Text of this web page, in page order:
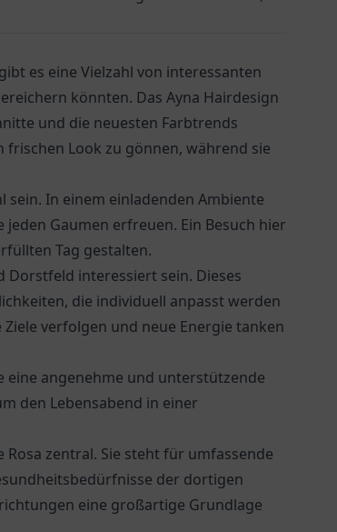
es eine Vielzahl von interessanten
könnten. Das Ayna Hairdesign
und die neuesten Farbtrends
Look zu gönnen, während sie
sein. In einem einladenden Ambiente
Gaumen erfreuen. Ein Besuch hier
Tag gestalten.
Dorstfeld interessiert sein. Dieses
die individuell anpasst werden
verfolgen und neue Energie tanken
eine angenehme und unterstützende
den Lebensabend in einer
Rosa zentral. Sie steht für umfassende
der dortigen
eine großartige Grundlage